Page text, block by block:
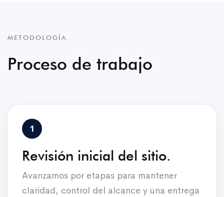
METODOLOGÍA
Proceso de trabajo
Revisión inicial del sitio.
Avanzamos por etapas para mantener
claridad, control del alcance y una entrega